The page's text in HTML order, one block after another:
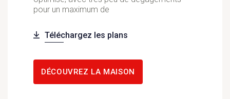
pour un maximum de
Téléchargez les plans
DÉCOUVREZ LA MAISON